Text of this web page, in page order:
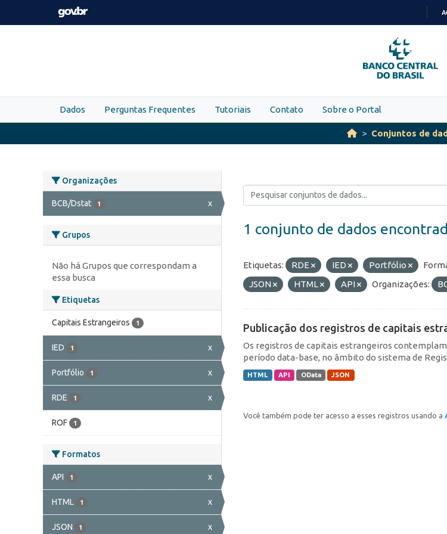
Skip to main content
PARA
O
CONTEÚDO
Dados Perguntas Frequentes Tutoriais Contato Sobre o Portal
Conjuntos de
Organizações
BCB/Dstat 1 x
Grupos
Não há Grupos que correspondam a
essa busca
Etiquetas
Capitais Estrangeiros 1
IED 1 x
Portfólio 1 x
RDE 1 x
ROF 1
Formatos
API 1 x
HTML 1 x
JSON 1 x
1 conjunto de dados
Etiquetas: RDE IED Portfólio
JSON
HTML API Organizações:
Publicação dos registros de capitais
Os registros de capitais estrangeiros
período data-base, no âmbito do sistema de
HTML API OData JSON
Você também pode ter acesso a esses registros usando a